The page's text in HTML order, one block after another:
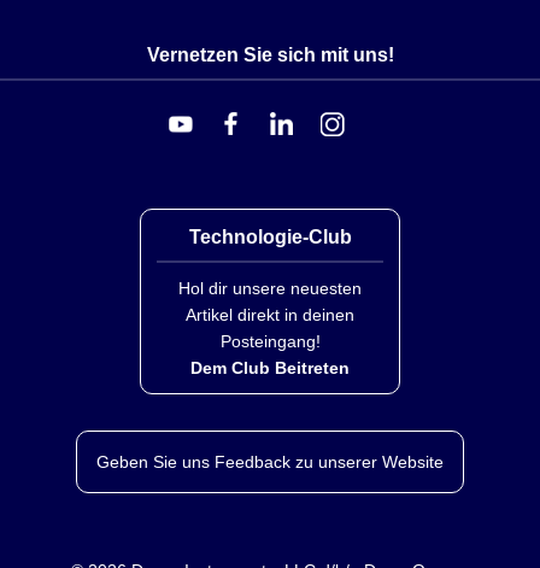
Vernetzen Sie sich mit uns!
Technologie-Club
Hol dir unsere neuesten
Artikel direkt in deinen
Posteingang!
Dem Club Beitreten
Geben Sie uns Feedback zu unserer Website